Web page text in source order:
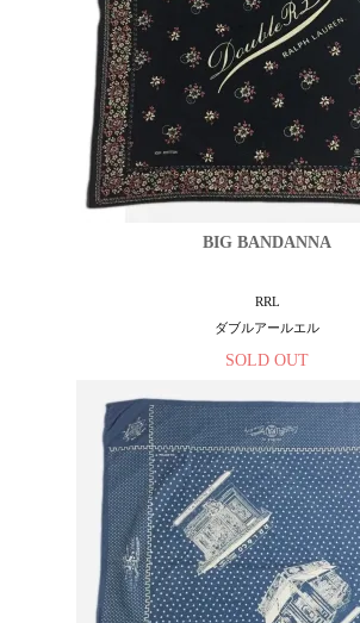
BIG BANDANNA
RRL
ダブルアールエル
SOLD OUT